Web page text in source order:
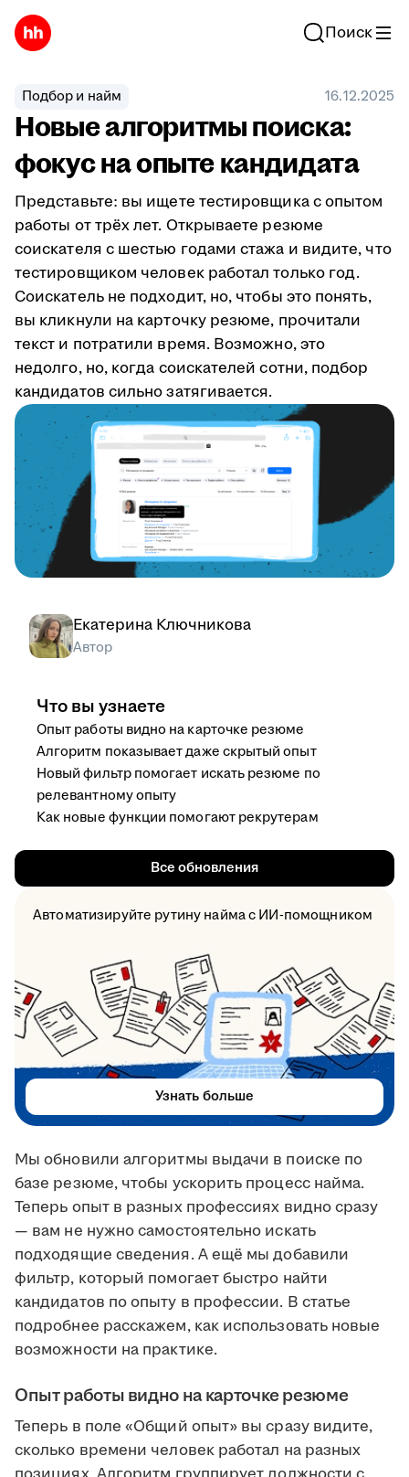
Поиск
Подбор и найм 16.12.2025
Новые алгоритмы поиска:
фокус на опыте кандидата
Представьте: вы ищете тестировщика с опытом
работы от трёх лет. Открываете резюме
соискателя с шестью годами стажа и видите, что
тестировщиком человек работал только год.
Соискатель не подходит, но, чтобы это понять,
вы кликнули на карточку резюме, прочитали
текст и потратили время. Возможно, это
недолго, но, когда соискателей сотни, подбор
кандидатов сильно затягивается.
Мы обновили алгоритмы выдачи в поиске по
базе резюме, чтобы ускорить процесс найма.
Теперь опыт в разных профессиях видно сразу
— вам не нужно самостоятельно искать
подходящие сведения. А ещё мы добавили
фильтр, который помогает быстро найти
кандидатов по опыту в профессии. В статье
подробнее расскажем, как использовать новые
возможности на практике.
Опыт работы видно на карточке резюме
Теперь в поле «Общий опыт» вы сразу видите,
сколько времени человек работал на разных
Екатерина Ключникова
Автор
Что вы узнаете
Опыт работы видно на карточке резюме
Алгоритм показывает даже скрытый опыт
Новый фильтр помогает искать резюме по
релевантному опыту
Как новые функции помогают рекрутерам
Все обновления
Автоматизируйте рутину найма с ИИ-помощником
Узнать больше